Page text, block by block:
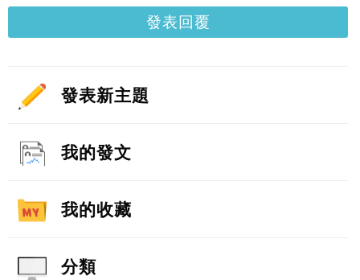
發表回覆
發表新主題
我的發文
我的收藏
分類